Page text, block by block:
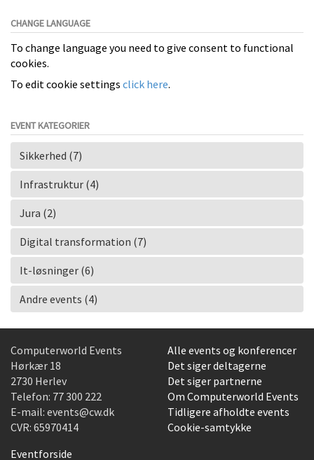
CHANGE LANGUAGE
To change language you need to give consent to functional
cookies.
To edit cookie settings click here.
EVENT KATEGORIER
Sikkerhed (7)
Infrastruktur (4)
Jura (2)
Digital transformation (7)
It-løsninger (6)
Andre events (4)
Computerworld Events
Hørkær 18
2730 Herlev
Telefon: 77 300 222
E-mail: events@cw.dk
CVR: 65970414
Alle events og konferencer
Det siger deltagerne
Det siger partnerne
Om Computerworld Events
Tidligere afholdte events
Cookie-samtykke
Eventforside